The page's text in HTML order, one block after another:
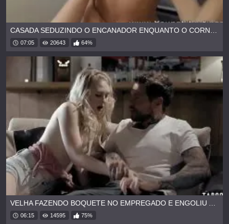
07:05 20643 64%
VELHA FAZENDO BOQUETE NO EMPREGADO E ENGOLIU A PORRA
06:15 14595 75%